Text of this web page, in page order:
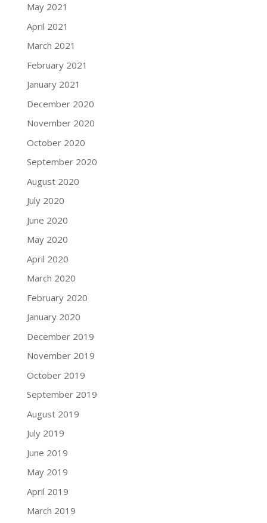
May 2021
April 2021
March 2021
February 2021
January 2021
December 2020
November 2020
October 2020
September 2020
August 2020
July 2020
June 2020
May 2020
April 2020
March 2020
February 2020
January 2020
December 2019
November 2019
October 2019
September 2019
August 2019
July 2019
June 2019
May 2019
April 2019
March 2019